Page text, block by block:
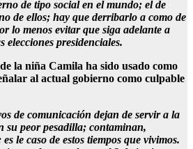
de tipo social en el mundo; el de
de ellos; hay que derribarlo a como de
lo menos evitar que siga adelante a
presidenciales.
la niña Camila ha sido usado como
al actual gobierno como culpable
de comunicación dejan de servir a la
su peor pesadilla; contaminan,
le caso de estos tiempos que vivimos.